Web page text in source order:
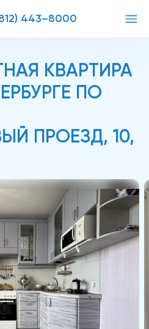
443–8000
КВАРТИРА
ПО
ПРОЕЗД, 10,